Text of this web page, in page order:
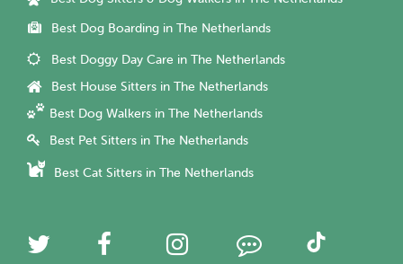
Best Dog Boarding in The Netherlands
Best Doggy Day Care in The Netherlands
Best House Sitters in The Netherlands
Best Dog Walkers in The Netherlands
Best Pet Sitters in The Netherlands
Best Cat Sitters in The Netherlands